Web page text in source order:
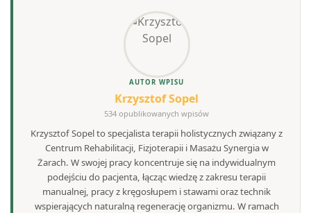
AUTOR WPISU
Krzysztof Sopel
534 opublikowanych wpisów
Krzysztof Sopel to specjalista terapii holistycznych związany z
Centrum Rehabilitacji, Fizjoterapii i Masażu Synergia w
Żarach. W swojej pracy koncentruje się na indywidualnym
podejściu do pacjenta, łącząc wiedzę z zakresu terapii
manualnej, pracy z kręgosłupem i stawami oraz technik
wspierających naturalną regenerację organizmu. W ramach